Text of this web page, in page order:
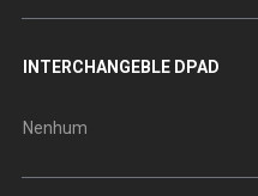
INTERCHANGEBLE DPAD
Nenhum